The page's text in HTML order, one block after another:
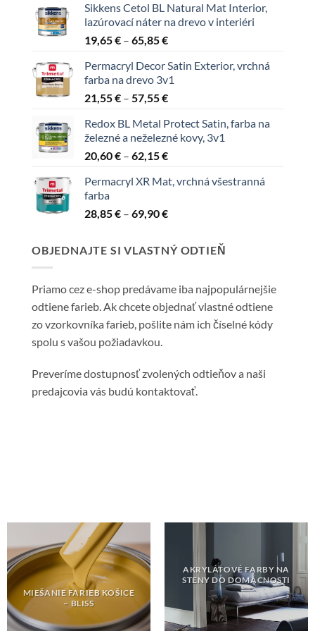
Sikkens Cetol BL Natural Mat Interior,
lazúrovací náter na drevo v interiéri
19,65€ – 65,85€Price
19,65 €
through
65,85 €
Permacryl Decor Satin Exterior, vrchná
farba na drevo 3v1
21,55€ – 57,55€Price
21,55 €
through
57,55 €
Redox BL Metal Protect Satin, farba na
železné a neželezné kovy, 3v1
20,60€ – 62,15€Price
20,60 €
62,15 €
Permacryl XR Mat, vrchná všestranná
farba
28,85€ – 69,90€Price
28,85 €
through
OBJEDNAJTE SI VLASTNÝ ODTIEŇ
Priamo cez e-shop predávame iba najpopulárnejšie
odtiene farieb. Ak chcete objednať vlastné odtiene
zo vzorkovníka farieb, pošlite nám ich číselné kódy
spolu s vašou požiadavkou.
Preveríme dostupnosť zvolených odtieňov a naši
predajcovia vás budú kontaktovať.
MIEŠANIE FARIEB KOŠICE
– BLISS
AKRYLÁTOVÉ FARBY NA
STENY DO DOMÁCNOSTI